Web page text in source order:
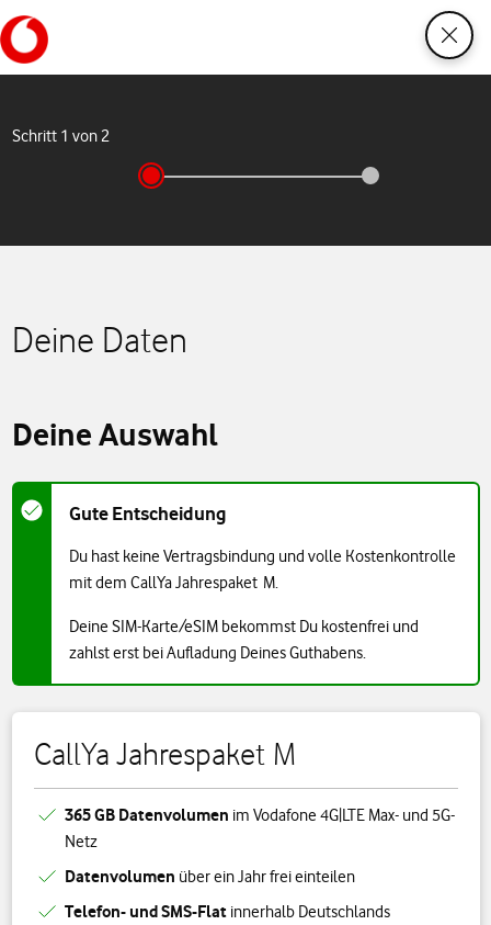
Bestellformular wurde geöffnet
Schritt 1 von 2
Deine Daten
Deine Auswahl
Gute Entscheidung
Du hast keine Vertragsbindung und volle Kostenkontrolle
mit dem CallYa Jahrespaket M.
Deine SIM-Karte/eSIM bekommst Du kostenfrei und
zahlst erst bei Aufladung Deines Guthabens.
CallYa Jahrespaket M
365 GB Datenvolumen im Vodafone 4G|LTE Max- und 5G-
Netz
Datenvolumen über ein Jahr frei einteilen
Telefon- und SMS-Flatinnerhalb Deutschlands